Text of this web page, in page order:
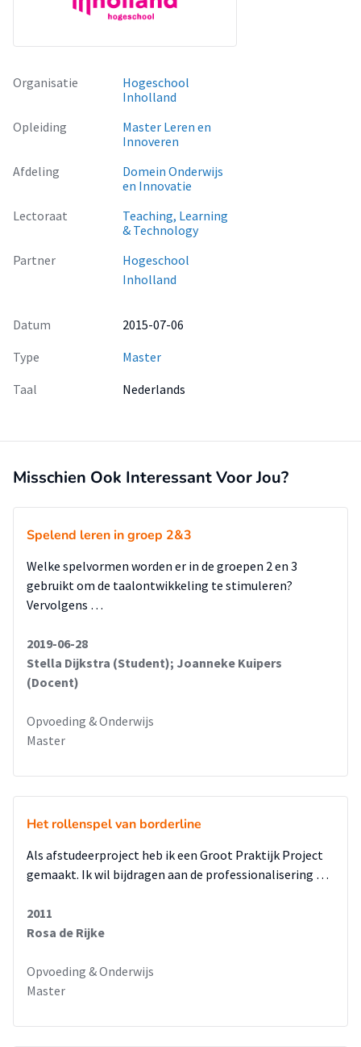
Organisatie
Hogeschool
Inholland
Opleiding
Master Leren en
Innoveren
Afdeling
Domein Onderwijs
en Innovatie
Lectoraat
Teaching, Learning
& Technology
Partner
Hogeschool
Inholland
Datum
2015-07-06
Type
Master
Taal
Nederlands
Misschien Ook Interessant Voor Jou?
Spelend leren in groep 2&3
Welke spelvormen worden er in de groepen 2 en 3
gebruikt om de taalontwikkeling te stimuleren?
Vervolgens …
2019-06-28
Stella Dijkstra (Student); Joanneke Kuipers
(Docent)
Opvoeding & Onderwijs
Master
Het rollenspel van borderline
Als afstudeerproject heb ik een Groot Praktijk Project
gemaakt. Ik wil bijdragen aan de professionalisering …
2011
Rosa de Rijke
Opvoeding & Onderwijs
Master